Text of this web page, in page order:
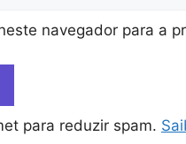
navegador para a
para reduzir spam.